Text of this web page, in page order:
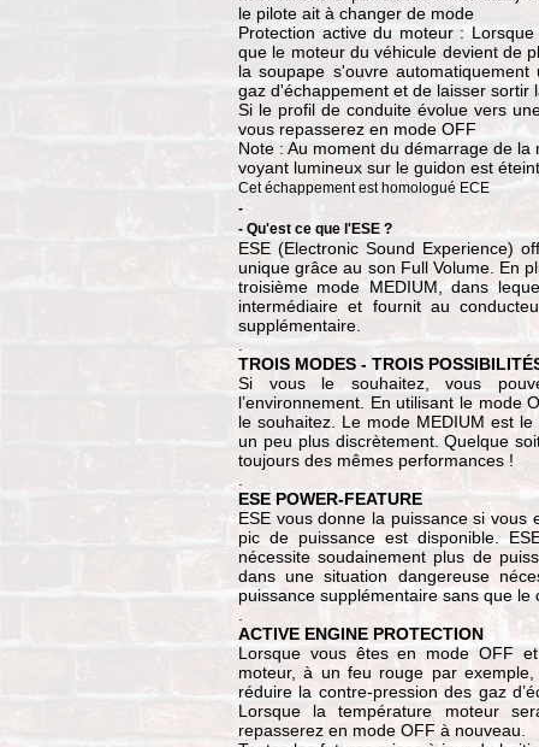
le pilote ait à changer de mode
Protection active du moteur :
que le moteur du véhicule devient de
la soupape s'ouvre
gaz d'échappement et de laisser sortir
Si le profil de conduite évolue vers
vous repasserez en mode OFF
Note : Au moment du démarrage de
voyant lumineux sur le guidon est
Cet échappement est homologué ECE
-
- Qu'est ce que l'ESE ?
ESE (Electronic Sound Experience)
unique grâce au son Full Volume. En
troisième mode MEDIUM, dans
intermédiaire et fournit au
supplémentaire.
TROIS MODES - TROIS
Si vous le souhaitez, vous
l’environnement. En utilisant le mode
le souhaitez. Le mode MEDIUM est
un peu plus discrètement. Quelque
toujours des mêmes performances !
ESE POWER-FEATURE
ESE vous donne la puissance si
pic de puissance est disponible.
nécessite soudainement plus de
dans une situation dangereuse
puissance supplémentaire sans que
ACTIVE ENGINE PROTECTION
Lorsque vous êtes en mode OFF
moteur, à un feu rouge par
réduire la contre-pression des gaz
Lorsque la température moteur
repasserez en mode OFF à nouveau.